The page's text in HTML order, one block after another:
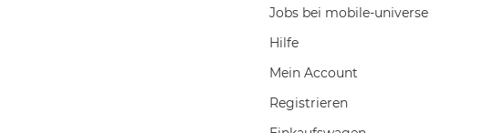
Jobs bei mobile-universe
Hilfe
Mein Account
Registrieren